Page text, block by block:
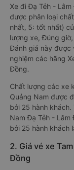
Xe đi Đạ Tẻh -
được phân loại
nhất, 5: tốt nhất)
lượng xe, Đúng
Đánh giá này được
nghiệm các hãng
Đồng.
Chất lượng các xe
Quảng Nam được
bởi 25 hành
Nam Đạ Tẻh -
bởi 25 hành khách
2. Giá vé xe
Đồng